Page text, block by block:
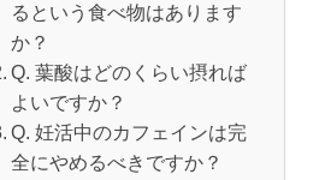
るという食べ物はあります
か？
Q. 葉酸はどのくらい摂れば
よいですか？
Q. 妊活中のカフェインは完
全にやめるべきですか？